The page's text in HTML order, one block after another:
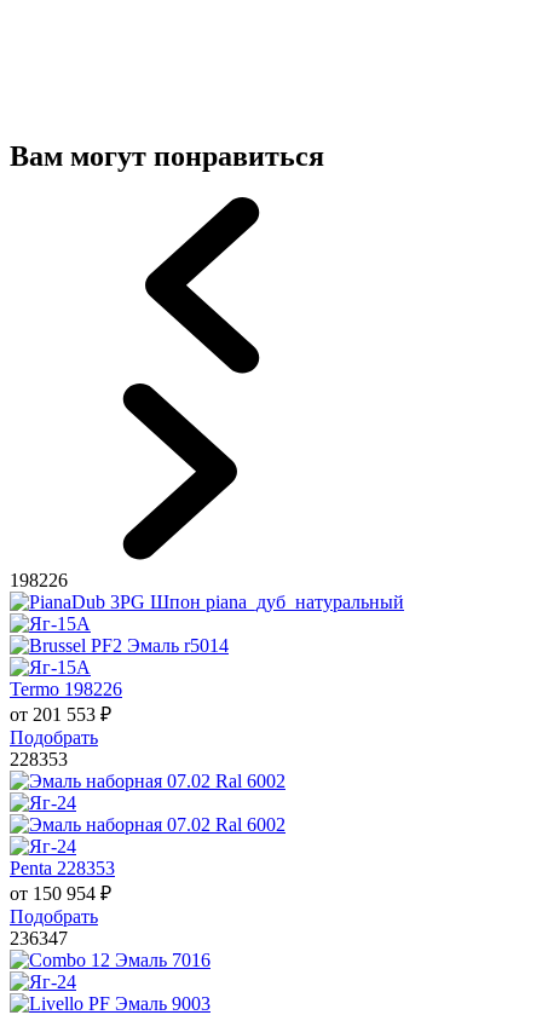
Вам могут понравиться
198226
Termo 198226
от 201 553 ₽
Подобрать
228353
Penta 228353
от 150 954 ₽
Подобрать
236347